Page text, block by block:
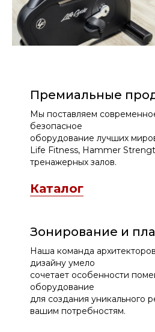
Премиальные
Мы поставляем
безопасное
оборудование лучших
Life Fitness, Hammer
тренажерных залов.
Каталог
Зонирование и
Наша команда
дизайну умело
сочетает особенности
оборудование
для создания уникального
вашим потребностям.